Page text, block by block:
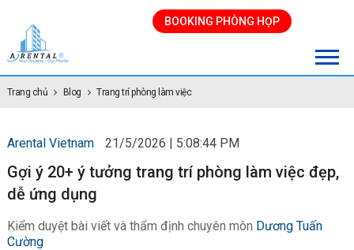
BOOKING PHÒNG HỌP
Trang chủ Blog Trang trí phòng làm việc
Arental Vietnam 21/5/2026 | 5:08:44 PM
Gợi ý 20+ ý tưởng trang trí phòng làm việc đẹp,
dễ ứng dụng
Kiểm duyệt bài viết và thẩm định chuyên môn Dương Tuấn
Cường